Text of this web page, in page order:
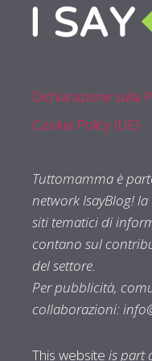
Dichiarazione sulla
Cookie Policy (UE)
Tuttomamma è
network IsayBlog!
siti tematici di
contano sul
del settore.
Per pubblicità,
collaborazioni:
This website is part